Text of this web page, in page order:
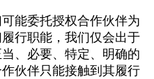
能委托授权合作伙伴为
行职能，我们仅会出于
、必要、特定、明确的
伙伴只能接触到其履行